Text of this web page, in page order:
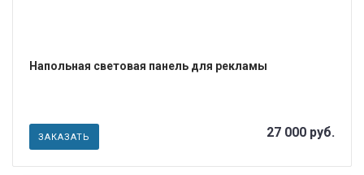
Напольная световая панель для рекламы
ЗАКАЗАТЬ 27 000 руб.